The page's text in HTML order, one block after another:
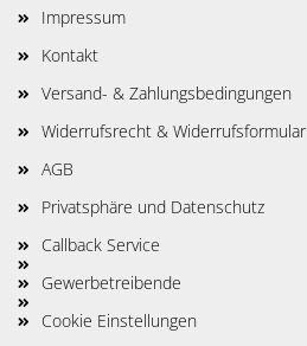
Impressum
Kontakt
Versand- & Zahlungsbedingungen
Widerrufsrecht & Widerrufsformular
AGB
Privatsphäre und Datenschutz
Callback Service
Gewerbetreibende
Cookie Einstellungen